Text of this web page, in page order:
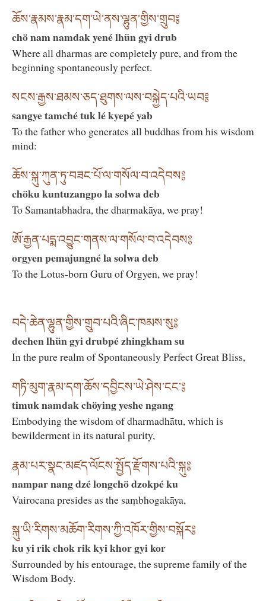
ཆོས་རྣམས་རྣམ་དག་ཡེ་ནས་ལྷུན་གྱིས་གྲུབ༔
chö nam namdak yené lhün gyi drub
Where all dharmas are completely pure, and from the
beginning spontaneously perfect.
སངས་རྒྱས་ཐམས་ཅད་ཐུགས་ལས་བསྐྱེད་པའི་ཡབ༔
sangye tamché tuk lé kyepé yab
To the father who generates all buddhas from his wisdom
mind:
ཆོས་སྐུ་ཀུན་ཏུ་བཟང་པོ་ལ་གསོལ་བ་འདེབས༔
chöku kuntuzangpo la solwa deb
To Samantabhadra, the dharmakāya, we pray!
ཨོ་རྒྱན་པདྨ་འབྱུང་གནས་ལ་གསོལ་བ་འདེབས༔
orgyen pemajungné la solwa deb
To the Lotus-born Guru of Orgyen, we pray!
བདེ་ཆེན་ལྷུན་གྱིས་གྲུབ་པའི་ཞིང་ཁམས་སུ༔
dechen lhün gyi drubpé zhingkham su
In the pure realm of Spontaneously Perfect Great Bliss,
གཏི་མུག་རྣམ་དག་ཆོས་དབྱིངས་ཡེ་ཤེས་ངང་༔
timuk namdak chöying yeshe ngang
Embodying the wisdom of dharmadhātu, which is
bewilderment in its natural purity,
རྣམ་པར་སྣང་མཛད་ལོངས་སྤྱོད་རྫོགས་པའི་སྐུ༔
nampar nang dzé longchö dzokpé ku
Vairocana presides as the saṃbhogakāya,
སྐུ་ཡི་རིགས་མཆོག་རིགས་ཀྱི་འཁོར་གྱིས་བསྐོར༔
ku yi rik chok rik kyi khor gyi kor
Surrounded by his entourage, the supreme family of the
Wisdom Body.